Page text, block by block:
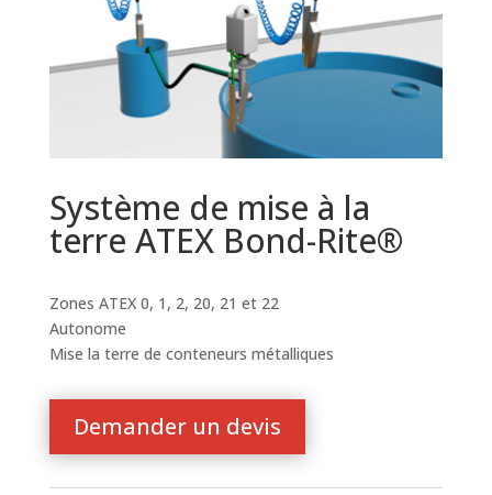
Système de mise à la
terre ATEX Bond-Rite®
Zones ATEX 0, 1, 2, 20, 21 et 22
Autonome
Mise la terre de conteneurs métalliques
Demander un devis